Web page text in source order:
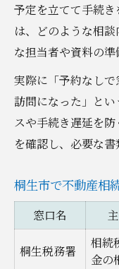
予定を立てて手続
は、どのような相
な担当者や資料の準
実際に「予約なし
訪問になった」と
スや手続き遅延を
を確認し、必要な書
桐生市で不動産相
窓口名
桐生税務署
相続
金の